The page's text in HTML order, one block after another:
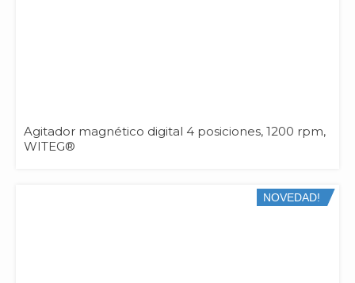
Agitador magnético digital 4 posiciones, 1200 rpm,
WITEG®
NOVEDAD!